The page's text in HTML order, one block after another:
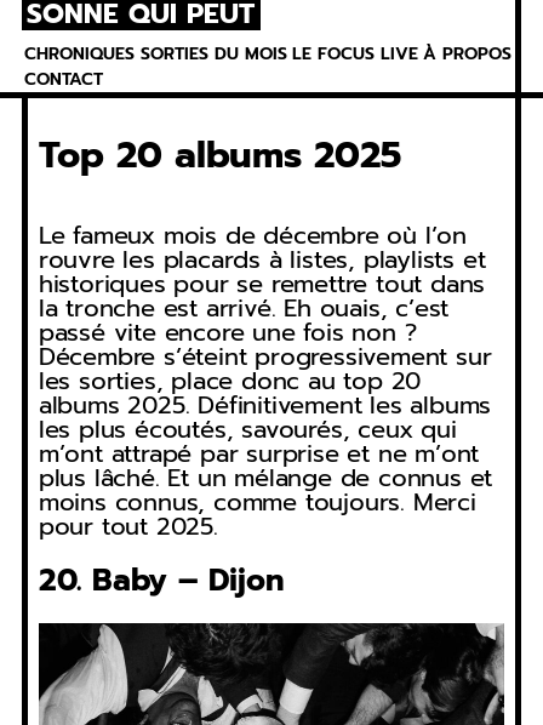
Skip
content
SONNE QUI PEUT
CHRONIQUES SORTIES DU MOIS LE FOCUS LIVE À PROPOS
CONTACT
Top 20 albums 2025
Le fameux mois de décembre où l’on
rouvre les placards à listes, playlists et
historiques pour se remettre tout dans
la tronche est arrivé. Eh ouais, c’est
passé vite encore une fois non ?
Décembre s’éteint progressivement sur
les sorties, place donc au top 20
albums 2025. Définitivement les albums
les plus écoutés, savourés, ceux qui
m’ont attrapé par surprise et ne m’ont
plus lâché. Et un mélange de connus et
moins connus, comme toujours. Merci
pour tout 2025.
20. Baby – Dijon